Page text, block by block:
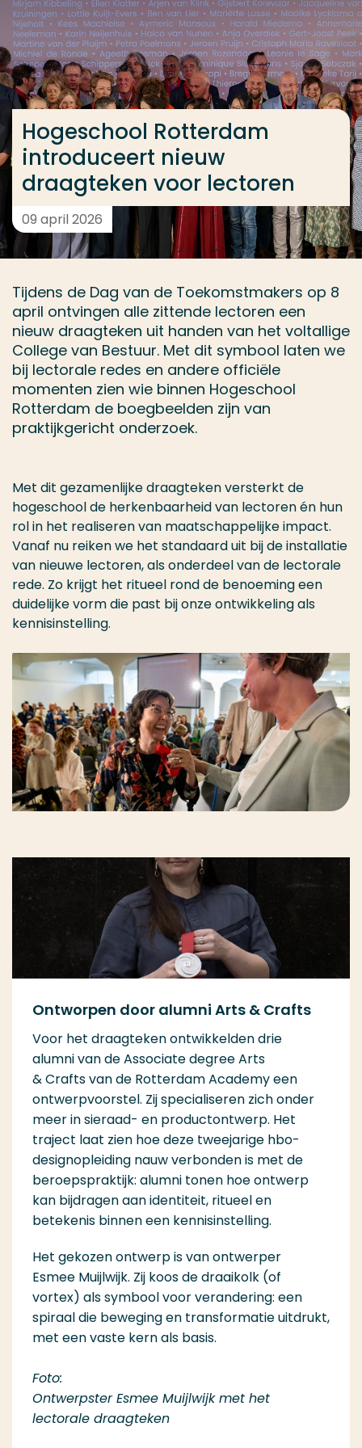
Ga direct naar de content
... > Hogeschool Rotterdam introduceert nieuw
Hogeschool Rotterdam
introduceert nieuw
draagteken voor lectoren
09 april 2026
Tijdens de Dag van de Toekomstmakers op 8
april ontvingen alle zittende lectoren een
nieuw draagteken uit handen van het voltallige
College van Bestuur. Met dit symbool laten we
bij lectorale redes en andere officiële
momenten zien wie binnen Hogeschool
Rotterdam de boegbeelden zijn van
praktijkgericht onderzoek.
Met dit gezamenlijke draagteken versterkt de
hogeschool de herkenbaarheid van lectoren én hun
rol in het realiseren van maatschappelijke impact.
Vanaf nu reiken we het standaard uit bij de installatie
van nieuwe lectoren, als onderdeel van de lectorale
rede. Zo krijgt het ritueel rond de benoeming een
duidelijke vorm die past bij onze ontwikkeling als
kennisinstelling.
Ontworpen door alumni Arts & Crafts
Voor het draagteken ontwikkelden drie
alumni van de Associate degree Arts
& Crafts van de Rotterdam Academy een
ontwerpvoorstel. Zij specialiseren zich onder
meer in sieraad- en productontwerp. Het
traject laat zien hoe deze tweejarige hbo-
designopleiding nauw verbonden is met de
beroepspraktijk: alumni tonen hoe ontwerp
kan bijdragen aan identiteit, ritueel en
betekenis binnen een kennisinstelling.
Het gekozen ontwerp is van ontwerper
Esmee Muijlwijk. Zij koos de draaikolk (of
vortex) als symbool voor verandering: een
spiraal die beweging en transformatie uitdrukt,
met een vaste kern als basis.
Foto:
Ontwerpster Esmee Muijlwijk met het
lectorale draagteken
Veel gezocht
Opleiding